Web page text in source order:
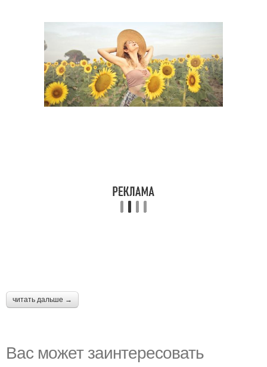
читать дальше →
Вас может заинтересовать